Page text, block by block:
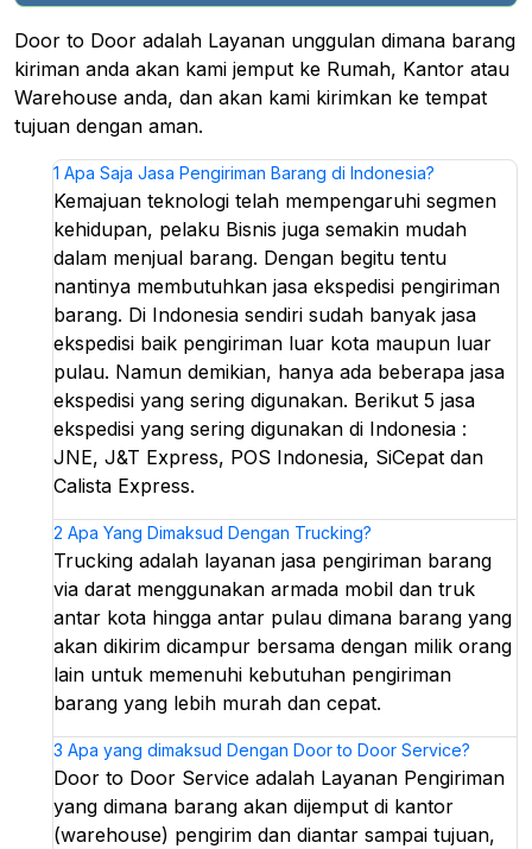
Door to Door adalah Layanan unggulan dimana barang
kiriman anda akan kami jemput ke Rumah, Kantor atau
Warehouse anda, dan akan kami kirimkan ke tempat
tujuan dengan aman.
1 Apa Saja Jasa Pengiriman Barang di Indonesia?
Kemajuan teknologi telah mempengaruhi segmen
kehidupan, pelaku Bisnis juga semakin mudah
dalam menjual barang. Dengan begitu tentu
nantinya membutuhkan jasa ekspedisi pengiriman
barang. Di Indonesia sendiri sudah banyak jasa
ekspedisi baik pengiriman luar kota maupun luar
pulau. Namun demikian, hanya ada beberapa jasa
ekspedisi yang sering digunakan. Berikut 5 jasa
ekspedisi yang sering digunakan di Indonesia :
JNE, J&T Express, POS Indonesia, SiCepat dan
Calista Express.
2 Apa Yang Dimaksud Dengan Trucking?
Trucking adalah layanan jasa pengiriman barang
via darat menggunakan armada mobil dan truk
antar kota hingga antar pulau dimana barang yang
akan dikirim dicampur bersama dengan milik orang
lain untuk memenuhi kebutuhan pengiriman
barang yang lebih murah dan cepat.
3 Apa yang dimaksud Dengan Door to Door Service?
Door to Door Service adalah Layanan Pengiriman
yang dimana barang akan dijemput di kantor
(warehouse) pengirim dan diantar sampai tujuan,